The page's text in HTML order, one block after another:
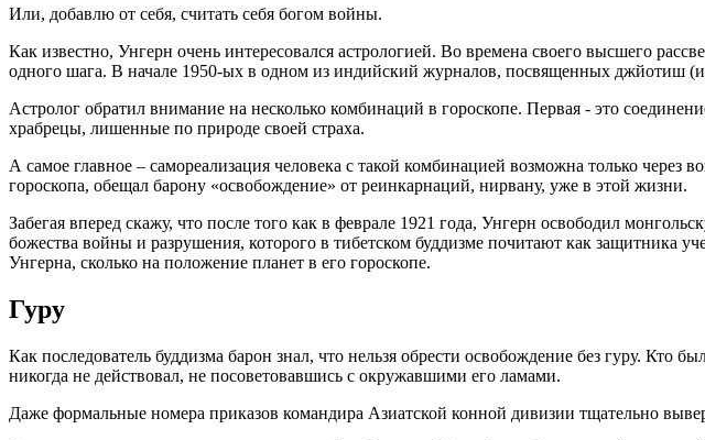
Или, добавлю от себя, считать себя богом войны.
Как известно, Унгерн очень интересовался астрологией. Во времена своего высшего
одного шага. В начале 1950-ых в одном из индийский журналов, посвященных джйотиш
Астролог обратил внимание на несколько комбинаций в гороскопе. Первая - это
храбрецы, лишенные по природе своей страха.
А самое главное – самореализация человека с такой комбинацией возможна только
гороскопа, обещал барону «освобождение» от реинкарнаций, нирвану, уже в этой жизни.
Забегая вперед скажу, что после того как в феврале 1921 года, Унгерн освободил
божества войны и разрушения, которого в тибетском буддизме почитают как защитника
Унгерна, сколько на положение планет в его гороскопе.
Гуру
Как последователь буддизма барон знал, что нельзя обрести освобождение без гуру.
никогда не действовал, не посоветовавшись с окружавшими его ламами.
Даже формальные номера приказов командира Азиатской конной дивизии тщательно